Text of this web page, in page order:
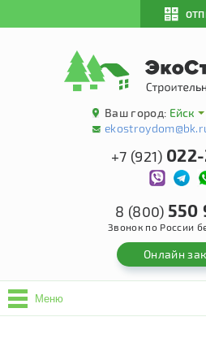
Ваш город: Ейск
+7 (921)
8 (800) 550
Звонок по России
Онлайн
Меню